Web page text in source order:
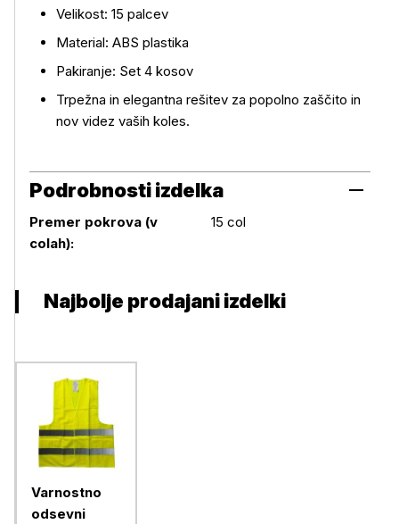
Velikost: 15 palcev
Material: ABS plastika
Pakiranje: Set 4 kosov
Trpežna in elegantna rešitev za popolno zaščito in
nov videz vaših koles.
Podrobnosti izdelka
Podrobnosti izdelka
Premer pokrova (v
colah):
15 col
Najbolje prodajani izdelki
Varnostno
odsevni